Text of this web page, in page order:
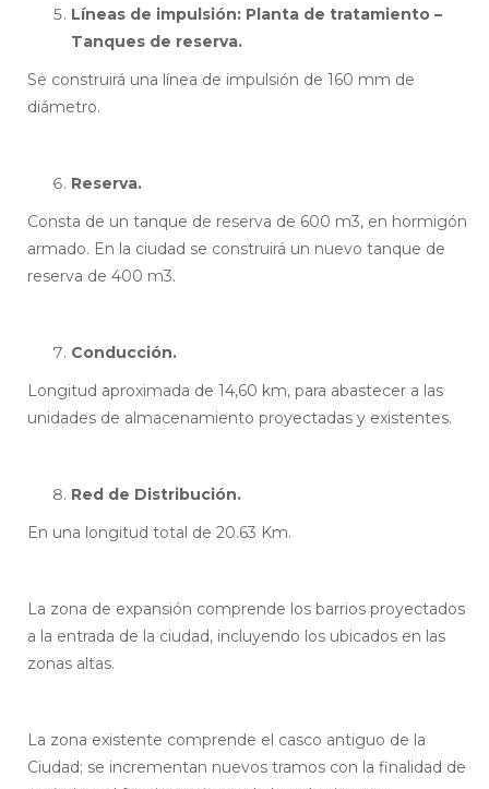
Líneas de impulsión: Planta de tratamiento –
Tanques de reserva.
Se construirá una línea de impulsión de 160 mm de
diámetro.
Reserva.
Consta de un tanque de reserva de 600 m3, en hormigón
armado. En la ciudad se construirá un nuevo tanque de
reserva de 400 m3.
Conducción.
Longitud aproximada de 14,60 km, para abastecer a las
unidades de almacenamiento proyectadas y existentes.
Red de Distribución.
En una longitud total de 20.63 Km.
La zona de expansión comprende los barrios proyectados
a la entrada de la ciudad, incluyendo los ubicados en las
zonas altas.
La zona existente comprende el casco antiguo de la
Ciudad; se incrementan nuevos tramos con la finalidad de